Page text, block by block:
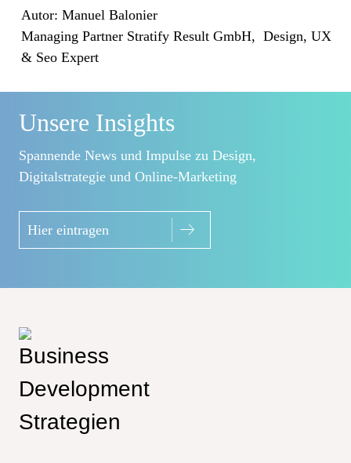
Autor: Manuel Balonier
Managing Partner Stratify Result GmbH, Design, UX
& Seo Expert
Unsere Insights
Spannende News und Impulse zu Design,
Digitalstrategie und Online-Marketing
Hier eintragen